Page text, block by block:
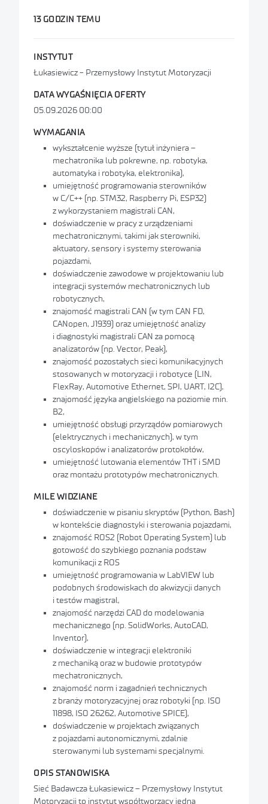
Nieżelaznych
Inteligencji i Cyberbezpieczeństwa
Łukasiewicz – Instytut Chemii
Przemysłowej im. Prof. Ignacego
Mościckiego
Łukasiewicz – Krakowski Instytut
Technologiczny
Łukasiewicz – Instytut Przemysłu
Organicznego
Łukasiewicz – Instytut Chemii Surowców
Odnawialnych
Łukasiewicz – PORT Polski Ośrodek
Rozwoju Technologii
Łukasiewicz – Instytut Innowacji
i Technologii
Łukasiewicz – Łódzki Instytut
Technologiczny
Łukasiewicz – Instytut Technologii
Eksploatacji
Łukasiewicz – Przemysłowy Instytut
Automatyki i Pomiarów
Łukasiewicz – Instytut Mikroelektroniki
i Fotoniki
Łukasiewicz – Instytut Ceramiki
i Materiałów Budowlanych
Łukasiewicz – Instytut Lotnictwa
Łukasiewicz – Instytut Tele-i
Radiotechniczny
Łukasiewicz – Instytut Nowych Syntez
Chemicznych
Łukasiewicz - Przemysłowy Instytut
Motoryzacji
13 GODZIN TEMU
INSTYTUT
Łukasiewicz - Przemysłowy Instytut Motoryzacji
DATA WYGAŚNIĘCIA OFERTY
05.09.2026 00:00
WYMAGANIA
wykształcenie wyższe (tytuł inżyniera –
mechatronika lub pokrewne, np. robotyka,
automatyka i robotyka, elektronika),
umiejętność programowania sterowników
w C/C++ (np. STM32, Raspberry Pi, ESP32)
z wykorzystaniem magistrali CAN,
doświadczenie w pracy z urządzeniami
mechatronicznymi, takimi jak sterowniki,
aktuatory, sensory i systemy sterowania
pojazdami,
doświadczenie zawodowe w projektowaniu lub
integracji systemów mechatronicznych lub
robotycznych,
znajomość magistrali CAN (w tym CAN FD,
CANopen, J1939) oraz umiejętność analizy
i diagnostyki magistrali CAN za pomocą
analizatorów (np. Vector, Peak),
znajomość pozostałych sieci komunikacyjnych
stosowanych w motoryzacji i robotyce (LIN,
FlexRay, Automotive Ethernet, SPI, UART, I2C),
znajomość języka angielskiego na poziomie min.
B2,
umiejętność obsługi przyrządów pomiarowych
(elektrycznych i mechanicznych), w tym
oscyloskopów i analizatorów protokołów,
umiejętność lutowania elementów THT i SMD
oraz montażu prototypów mechatronicznych.
MILE WIDZIANE
doświadczenie w pisaniu skryptów (Python, Bash)
w kontekście diagnostyki i sterowania pojazdami,
znajomość ROS2 (Robot Operating System) lub
gotowość do szybkiego poznania podstaw
komunikacji z ROS
umiejętność programowania w LabVIEW lub
podobnych środowiskach do akwizycji danych
i testów magistral,
znajomość narzędzi CAD do modelowania
mechanicznego (np. SolidWorks, AutoCAD,
Inventor),
doświadczenie w integracji elektroniki
z mechaniką oraz w budowie prototypów
mechatronicznych,
znajomość norm i zagadnień technicznych
z branży motoryzacyjnej oraz robotyki (np. ISO
11898, ISO 26262, Automotive SPICE),
doświadczenie w projektach związanych
z pojazdami autonomicznymi, zdalnie
sterowanymi lub systemami specjalnymi.
OPIS STANOWISKA
Sieć Badawcza Łukasiewicz – Przemysłowy Instytut
Motoryzacji to instytut współtworzący jedną